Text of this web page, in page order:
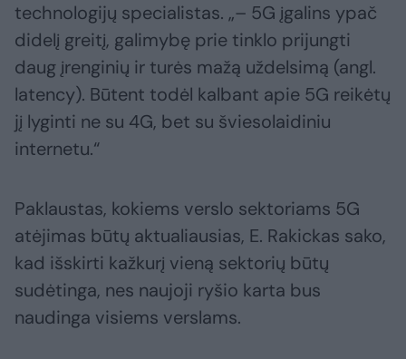
technologijų specialistas. „– 5G įgalins ypač
didelį greitį, galimybę prie tinklo prijungti
daug įrenginių ir turės mažą uždelsimą (angl.
latency). Būtent todėl kalbant apie 5G reikėtų
jį lyginti ne su 4G, bet su šviesolaidiniu
internetu.“
Paklaustas, kokiems verslo sektoriams 5G
atėjimas būtų aktualiausias, E. Rakickas sako,
kad išskirti kažkurį vieną sektorių būtų
sudėtinga, nes naujoji ryšio karta bus
naudinga visiems verslams.